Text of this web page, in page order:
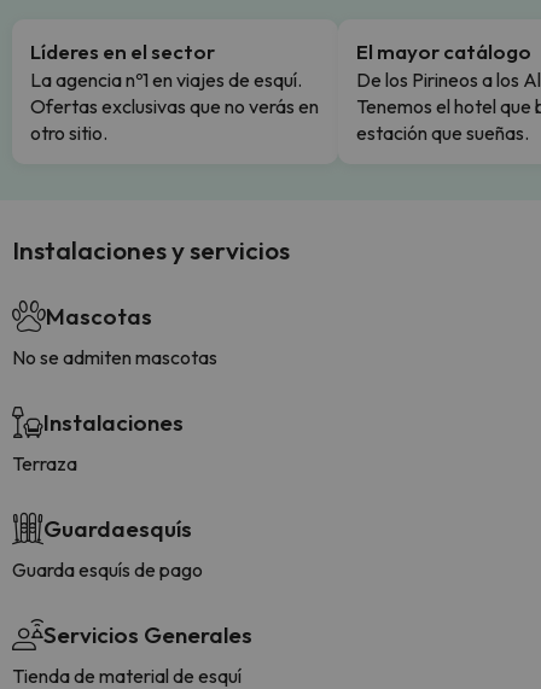
Líderes en el sector
La agencia nº1 en viajes de esquí.
Ofertas exclusivas que no verás en
otro sitio.
El mayor catálogo
De los Pirineos a los
Tenemos el hotel que
estación que sueñas.
Instalaciones y servicios
Mascotas
No se admiten mascotas
Instalaciones
Terraza
Guardaesquís
Guarda esquís de pago
Servicios Generales
Tienda de material de esquí